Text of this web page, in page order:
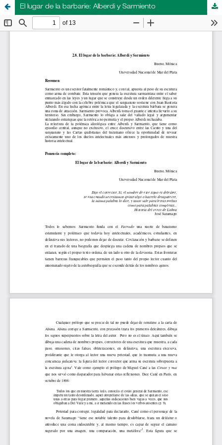
El lugar de la barbarie: Alberdi y Sarmiento